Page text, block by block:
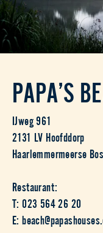
PAPA’S
IJweg 961
2131 LV Hoofddorp
Haarlemmermeerse Bos
Restaurant:
T: 023 564 26 20
E: